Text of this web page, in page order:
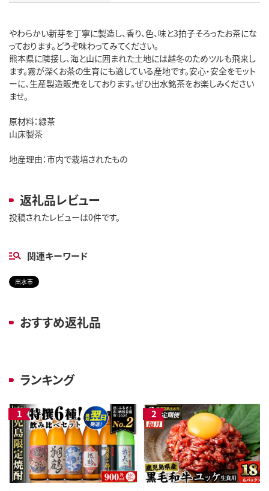
やわらかい新芽を丁寧に製造し、香り、色、味と3拍子そろったお茶にな
っております。どうぞ味わってみてください。
熊本県に隣接し、海と山に囲まれた土地には越冬のためツルも飛来し
ます。霧が深くお茶の生育にも適している産地です。安心・安全をモット
ーに、生産製造販売をしております。ぜひ出水銘茶をお楽しみください
ませ。
原材料：緑茶
山床製茶
地産理由：市内で栽培されたもの
返礼品レビュー
投稿されたレビューは0件です。
関連キーワード
出水市
おすすめ返礼品
ランキング